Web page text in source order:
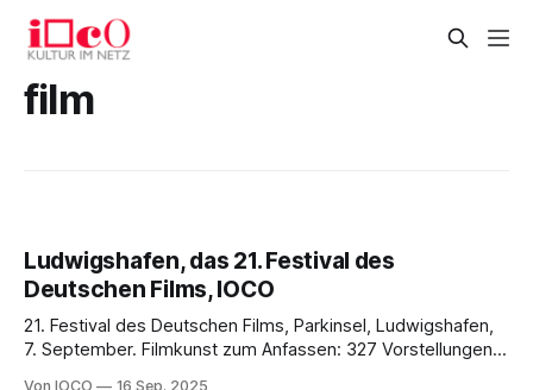
film
Ludwigshafen, das 21. Festival des
Deutschen Films, IOCO
21. Festival des Deutschen Films, Parkinsel, Ludwigshafen,
7. September. Filmkunst zum Anfassen: 327 Vorstellungen
Von IOCO 16 Sep. 2025